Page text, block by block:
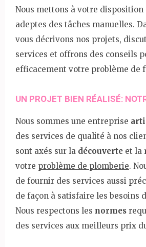
Nous mettons à votre disposition
adeptes des tâches manuelles.
vous décrivons nos projets,
services et offrons des conseils
efficacement votre problème de
UN PROJET BIEN RÉALISÉ:
Nous sommes une entreprise
des services de qualité à nos
sont axés sur la découverte et la
votre problème de plomberie.
de fournir des services aussi
de façon à satisfaire les besoins
Nous respectons les normes
des services aux meilleurs prix